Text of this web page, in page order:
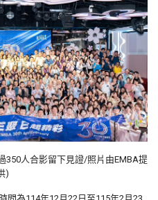
350人合影留下見證/照片由EMBA提
)